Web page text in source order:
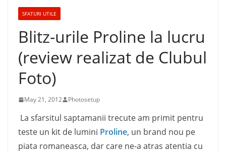
SFATURI UTILE
Blitz-urile Proline la lucru
(review realizat de Clubul
Foto)
May 21, 2012 Photosetup
La sfarsitul saptamanii trecute am primit pentru
teste un kit de lumini Proline, un brand nou pe
piata romaneasca, dar care ne-a atras atentia cu